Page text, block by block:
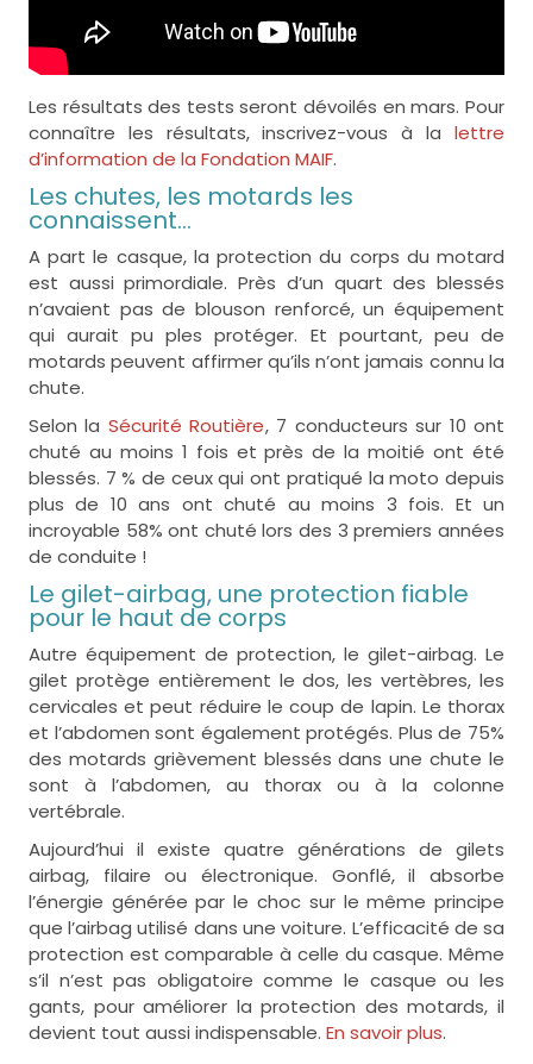
Les résultats des tests seront dévoilés en mars. Pour
connaître les résultats, inscrivez-vous à lalettre
d’information de la Fondation MAIF.
Les chutes, les motards les
connaissent…
A part le casque, la protection du corps du motard
est aussi primordiale. Près d’un quart des blessés
n’avaient pas de blouson renforcé, un équipement
qui aurait pu ples protéger. Et pourtant, peu de
motards peuvent affirmer qu’ils n’ont jamais connu la
chute.
Selon la Sécurité Routière, 7 conducteurs sur 10 ont
chuté au moins 1 fois et près de la moitié ont été
blessés. 7 % de ceux qui ont pratiqué la moto depuis
plus de 10 ans ont chuté au moins 3 fois. Et un
incroyable 58% ont chuté lors des 3 premiers années
de conduite !
Le gilet-airbag, une protection fiable
pour le haut de corps
Autre équipement de protection, le gilet-airbag. Le
gilet protège entièrement le dos, les vertèbres, les
cervicales et peut réduire le coup de lapin. Le thorax
et l’abdomen sont également protégés. Plus de 75%
des motards grièvement blessés dans une chute le
sont à l’abdomen, au thorax ou à la colonne
vertébrale.
Aujourd’hui il existe quatre générations de gilets
airbag, filaire ou électronique. Gonflé, il absorbe
l’énergie générée par le choc sur le même principe
que l’airbag utilisé dans une voiture. L’efficacité de sa
protection est comparable à celle du casque. Même
s’il n’est pas obligatoire comme le casque ou les
gants, pour améliorer la protection des motards, il
devient tout aussi indispensable. En savoir plus.